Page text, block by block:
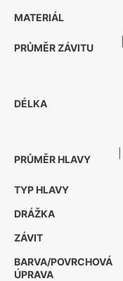
MATERIÁL
PRŮMĚR ZÁVITU
DÉLKA
PRŮMĚR HLAVY
TYP HLAVY
DRÁŽKA
ZÁVIT
BARVA/POVRCHOVÁ
ÚPRAVA